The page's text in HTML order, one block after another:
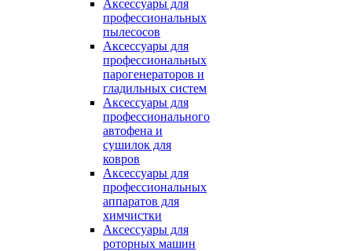
Аксессуары для
профессиональных
пылесосов
Аксессуары для
профессиональных
парогенераторов и
гладильных систем
Аксессуары для
профессионального
автофена и
сушилок для
ковров
Аксессуары для
профессиональных
аппаратов для
химчистки
Аксессуары для
роторных машин